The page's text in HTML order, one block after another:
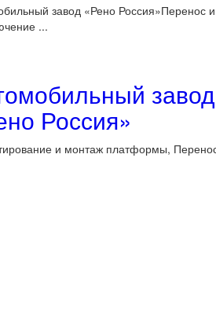
завод «Рено Россия»Перенос и
...
завод
Россия»
и монтаж платформы,